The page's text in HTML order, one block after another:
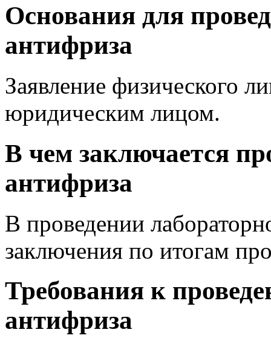
Основания для
антифриза
Заявление физического
юридическим лицом.
В чем заключается
антифриза
В проведении
заключения по итогам
Требования к
антифриза